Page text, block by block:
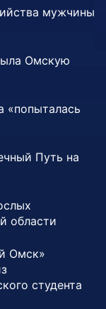
мужчины
Омскую
«попыталась
Путь на
области
Омск»
студента